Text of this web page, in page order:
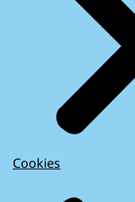
Cookies